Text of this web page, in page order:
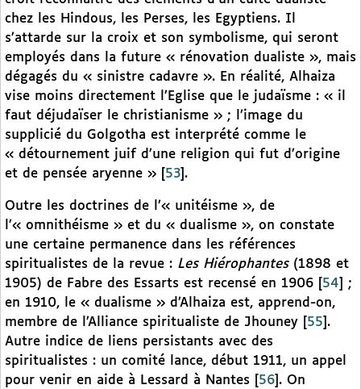
chez les Hindous, les Perses, les Egyptiens. Il
s’attarde sur la croix et son symbolisme, qui seront
employés dans la future « rénovation dualiste », mais
dégagés du « sinistre cadavre ». En réalité, Alhaiza
vise moins directement l’Eglise que le judaïsme : « il
faut déjudaïser le christianisme » ; l’image du
supplicié du Golgotha est interprété comme le
« détournement juif d’une religion qui fut d’origine
et de pensée aryenne »
53 .
Outre les doctrines de l’« unitéisme », de
l’« omnithéisme » et du « dualisme », on constate
une certaine permanence dans les références
spiritualistes de la revue : Les Hiérophantes (1898 et
1905) de Fabre des Essarts est recensé en 1906 54
;
en 1910, le « dualisme » d’Alhaiza est, apprend-on,
membre de l’Alliance spiritualiste de Jhouney
55 .
Autre indice de liens persistants avec des
spiritualistes : un comité lance, début 1911, un appel
pour venir en aide à Lessard à Nantes
56 . On